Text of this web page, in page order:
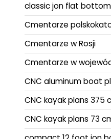
classic jon flat
Cmentarze
Cmentarze w Rosji
Cmentarze w
CNC aluminum boat
CNC kayak plans 375
CNC kayak plans 73